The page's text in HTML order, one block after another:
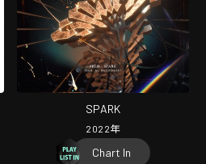
SPARK
2022年
Chart In